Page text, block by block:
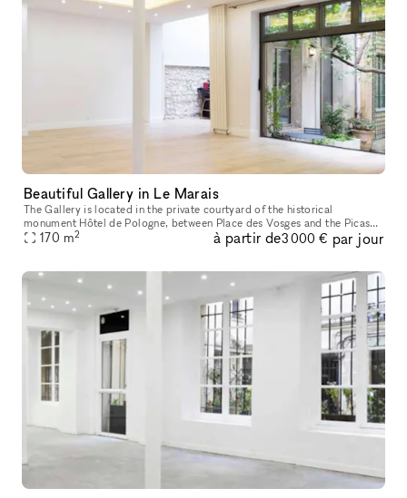
Beautiful Gallery in Le Marais
The Gallery is located in the private courtyard of the historical
monument Hôtel de Pologne, between Place des Vosges and the Picasso
Museum. Facing the Perrotin Gallery within Hotel Vefour, the 170m
170 m2 à partir de3 000 € par jour